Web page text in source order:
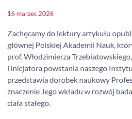
16 marzec 2026
Zachęcamy do lektury artykułu
głównej Polskiej Akademii Nauk,
prof. Włodzimierza
i inicjatora powstania naszego
przedstawia dorobek naukowy
znaczenie Jego wkładu w rozwój
ciała stałego.